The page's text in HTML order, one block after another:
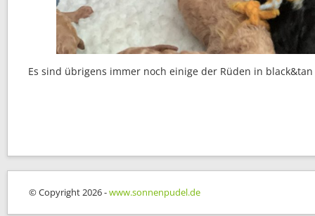
Es sind übrigens immer noch einige der Rüden in
© Copyright 2026 -www.sonnenpudel.de